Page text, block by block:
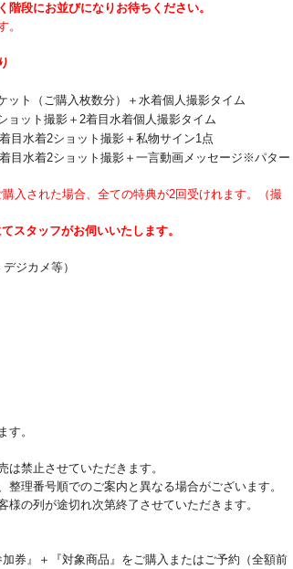
階段にお並びになりお待ちください。
。
ト（ご購入枚数分）＋水着個人撮影タイム
ット撮影＋2着目水着個人撮影タイム
目水着2ショット撮影＋私物サイン1点
目水着2ショット撮影＋ 一言動画メッセージ※パター
入された場合、全ての特典が2回受けれます。（撮
スタッフがお伺いいたします。
ジカメ等）
す。
禁止させていただきます。
理番号順でのご案内と異なる場合がございます。
の列が途切れ次第終了させていただきます。
券』＋『対象商品』をご購入またはご予約（全額前